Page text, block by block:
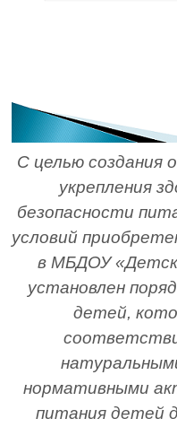
С целью создания
укрепления
безопасности
условий
в МБДОУ
установлен
детей,
нормативными
питания детей